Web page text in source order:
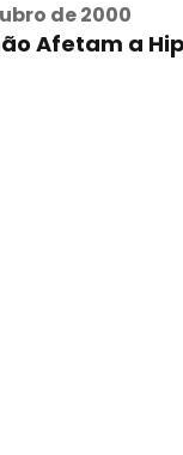
de 2000
Afetam a